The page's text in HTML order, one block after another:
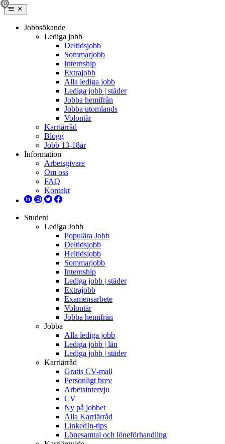
Jobbsökande
Lediga jobb
Deltidsjobb
Sommarjobb
Internship
Extrajobb
Alla lediga jobb
Lediga jobb | städer
Jobba hemifrån
Jobba utomlands
Volontär
Karriärråd
Blogg
Jobb 13-18år
Information
Arbetsgivare
Om oss
FAQ
Kontakt
Student
Lediga Jobb
Populära Jobb
Deltidsjobb
Heltidsjobb
Sommarjobb
Internship
Lediga jobb | städer
Extrajobb
Examensarbete
Volontär
Jobba hemifrån
Jobba
Alla lediga jobb
Lediga jobb | län
Lediga jobb | städer
Karriärråd
Gratis CV-mall
Personligt brev
Arbetsintervju
CV
Ny på jobbet
Alla Karriärråd
LinkedIn-tips
Lönesamtal och löneförhandling